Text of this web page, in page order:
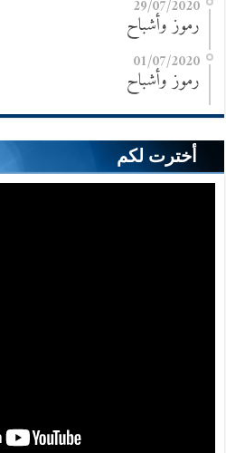
29/07/2020
رموز وأشباح
01/07/2020
رموز وأشباح
أخترت لكم